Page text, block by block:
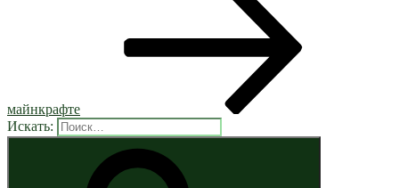
майнкрафте
Искать: